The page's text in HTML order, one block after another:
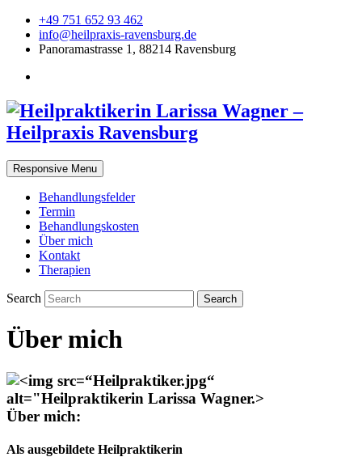
+49 751 652 93 462
info@heilpraxis-ravensburg.de
Panoramastrasse 1, 88214 Ravensburg
Responsive Menu
Behandlungsfelder
Termin
Behandlungskosten
Über mich
Kontakt
Therapien
Search
Über mich
Über mich:
Als ausgebildete Heilpraktikerin